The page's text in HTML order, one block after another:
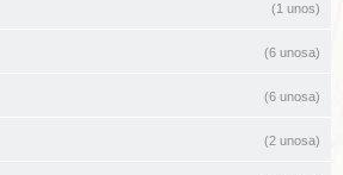
(1 unos)
(6 unosa)
(6 unosa)
(2 unosa)